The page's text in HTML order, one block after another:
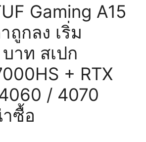
Gaming A15
ถูกลง เริ่ม
าท สเปก
+ RTX
/ 4070
ซื้อ